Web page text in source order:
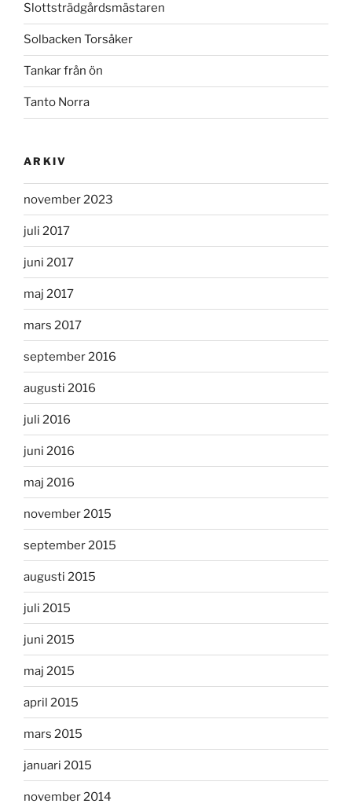
Slottsträdgårdsmästaren
Solbacken Torsåker
Tankar från ön
Tanto Norra
ARKIV
november 2023
juli 2017
juni 2017
maj 2017
mars 2017
september 2016
augusti 2016
juli 2016
juni 2016
maj 2016
november 2015
september 2015
augusti 2015
juli 2015
juni 2015
maj 2015
april 2015
mars 2015
januari 2015
november 2014